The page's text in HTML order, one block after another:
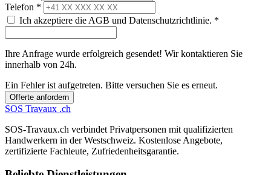
Telefon *
Ich akzeptiere die AGB und Datenschutzrichtlinie. *
Ihre Anfrage wurde erfolgreich gesendet! Wir kontaktieren Sie
innerhalb von 24h.
Ein Fehler ist aufgetreten. Bitte versuchen Sie es erneut.
Offerte anfordern
SOS Travaux .ch
SOS-Travaux.ch verbindet Privatpersonen mit qualifizierten
Handwerkern in der Westschweiz. Kostenlose Angebote,
zertifizierte Fachleute, Zufriedenheitsgarantie.